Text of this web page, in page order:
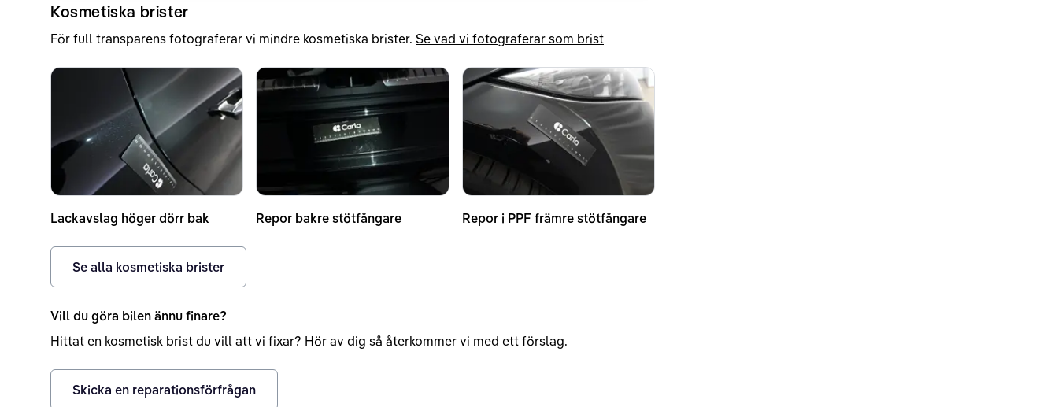
Kosmetiska brister
För full transparens fotograferar vi mindre kosmetiska brister. Se vad vi fotograferar som brist
Lackavslag höger dörr bak Repor bakre stötfångare Repor i PPF främre stötfångare
Se alla kosmetiska brister
Vill du göra bilen ännu finare?
Hittat en kosmetisk brist du vill att vi fixar? Hör av dig så återkommer vi med ett förslag.
Skicka en reparationsförfrågan